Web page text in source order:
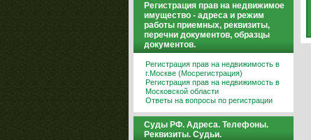
Регистрация прав на недвижимое
имущество - адреса и режим
работы приемных, реквизиты,
перечни документов, образцы
документов.
Регистрация прав на недвижимость в
г.Москве (Мосрегистрация)
Регистрация прав на недвижимость в
Московской области
Ответы на вопросы по регистрации
Суды РФ. Адреса. Телефоны.
Реквизиты. Судьи.